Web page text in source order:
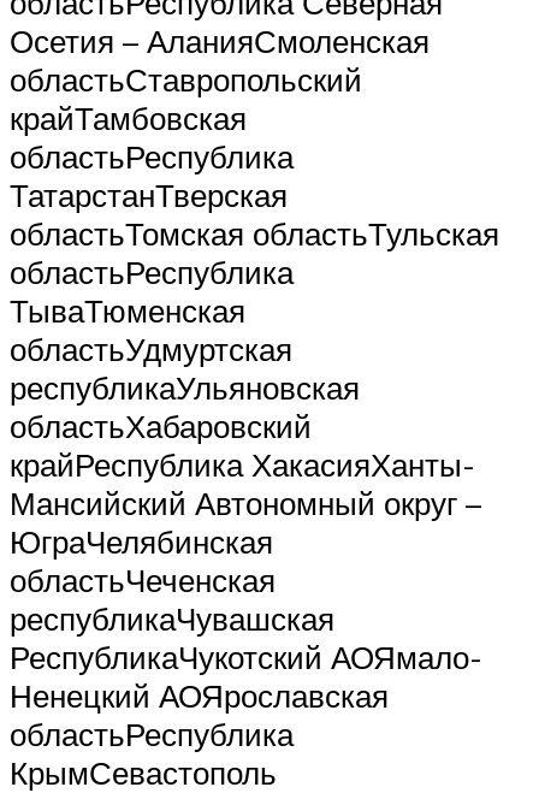
Осетия – АланияСмоленская
областьСтавропольский
крайТамбовская
областьРеспублика
ТатарстанТверская
областьТомская областьТульская
областьРеспублика
ТываТюменская
областьУдмуртская
республикаУльяновская
областьХабаровский
крайРеспублика ХакасияХанты-
Мансийский Автономный округ –
ЮграЧелябинская
областьЧеченская
республикаЧувашская
РеспубликаЧукотский АОЯмало-
Ненецкий АОЯрославская
областьРеспублика
КрымСевастополь